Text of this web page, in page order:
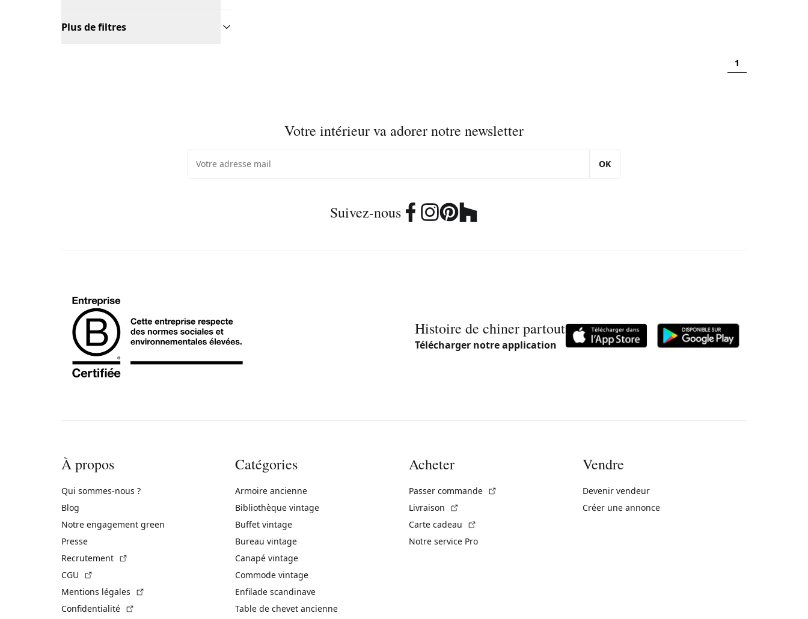
Plus de filtres
1
Votre intérieur va adorer notre newsletter
OK
Suivez-nous
Histoire de chiner partout
Télécharger notre application
À propos
Qui sommes-nous ?
Blog
Notre engagement green
Presse
Recrutement
CGU
Mentions légales
Confidentialité
Catégories
Armoire ancienne
Bibliothèque vintage
Buffet vintage
Bureau vintage
Canapé vintage
Commode vintage
Enfilade scandinave
Table de chevet ancienne
Acheter
Passer commande
Livraison
Carte cadeau
Notre service Pro
Vendre
Devenir vendeur
Créer une annonce